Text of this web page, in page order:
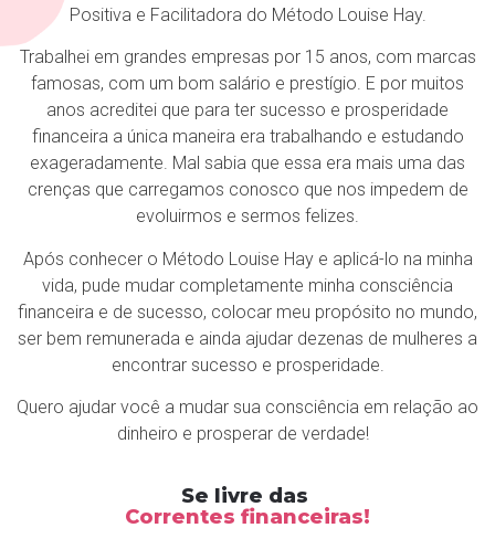
Positiva e Facilitadora do Método Louise Hay.
Trabalhei em grandes empresas por 15 anos, com marcas
famosas, com um bom salário e prestígio. E por muitos
anos acreditei que para ter sucesso e prosperidade
financeira a única maneira era trabalhando e estudando
exageradamente. Mal sabia que essa era mais uma das
crenças que carregamos conosco que nos impedem de
evoluirmos e sermos felizes.
Após conhecer o Método Louise Hay e aplicá-lo na minha
vida, pude mudar completamente minha consciência
financeira e de sucesso, colocar meu propósito no mundo,
ser bem remunerada e ainda ajudar dezenas de mulheres a
encontrar sucesso e prosperidade.
Quero ajudar você a mudar sua consciência em relação ao
dinheiro e prosperar de verdade!
Se livre das
Correntes financeiras!